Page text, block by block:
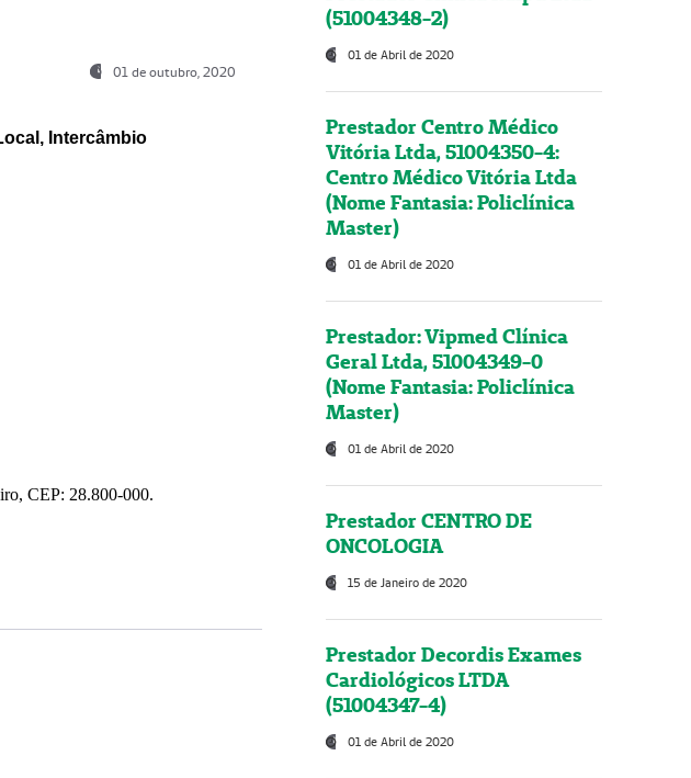
01 de outubro, 2020
Intercâmbio
CEP: 28.800-000.
(51004348-2)
01 de Abril de 2020
Prestador Centro Médico
Vitória Ltda, 51004350-4:
Centro Médico Vitória Ltda
(Nome Fantasia: Policlínica
Master)
01 de Abril de 2020
Prestador: Vipmed Clínica
Geral Ltda, 51004349-0
(Nome Fantasia: Policlínica
Master)
01 de Abril de 2020
Prestador CENTRO DE
ONCOLOGIA
15 de Janeiro de 2020
Prestador Decordis Exames
Cardiológicos LTDA
(51004347-4)
01 de Abril de 2020